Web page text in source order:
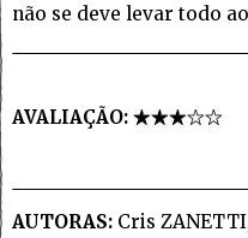
não se deve levar todo
AVALIAÇÃO:
AUTORAS: Cris